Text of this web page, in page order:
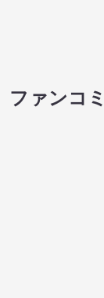
ファンコ